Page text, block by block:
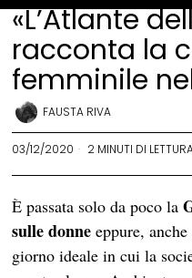
«L’Atlante
racconta la
femminile
FAUSTA RIVA
03/12/2020 2 MINUTI DI
È passata solo da poco la
sulle donne eppure,
giorno ideale in cui la